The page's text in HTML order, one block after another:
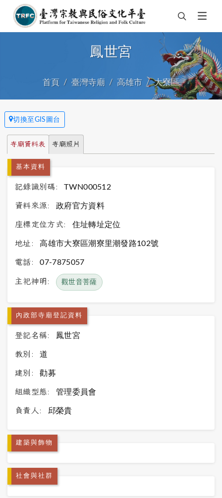
鳳世宮
首頁 臺灣寺廟 高雄市 大寮區
切換至GIS圖台
寺廟資料表 寺廟照片
基本資料
記錄識別碼: TWN000512
資料來源: 政府官方資料
座標定位方式: 住址轉址定位
地址: 高雄市大寮區潮寮里潮發路102號
電話: 07-7875057
主祀神明: 觀世音菩薩
內政部寺廟登記資料
登記名稱: 鳳世宮
教別: 道
建別: 勸募
組織型態: 管理委員會
負責人: 邱榮貴
建築與飾物
社會與社群